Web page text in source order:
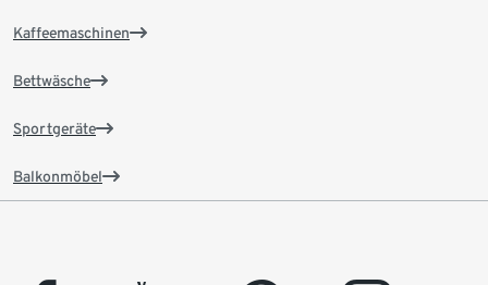
Kaffeemaschinen
Bettwäsche
Sportgeräte
Balkonmöbel